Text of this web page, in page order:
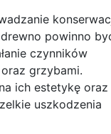
powinno
czynników
grzybami.
ich estetykę oraz
uszkodzenia